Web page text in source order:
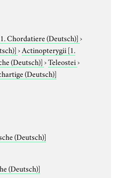
Chordatiere (Deutsch)]›
›Actinopterygii [1.
(Deutsch)]›Teleostei›
(Deutsch)]
(Deutsch)]
(Deutsch)]